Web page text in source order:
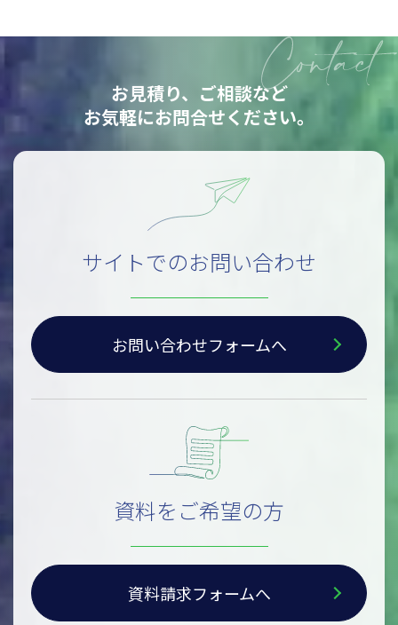
お見積り、ご相談など
お気軽にお問合せください。
サイトでのお問い合わせ
お問い合わせフォームへ
資料をご希望の方
資料請求フォームへ